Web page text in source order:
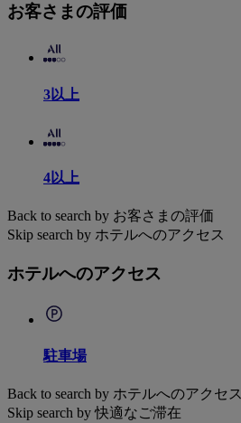
お客さまの評価
3以上
4以上
Back to search by お客さまの評価
Skip search by ホテルへのアクセス
ホテルへのアクセス
駐車場
Back to search by ホテルへのアクセス
Skip search by 快適なご滞在